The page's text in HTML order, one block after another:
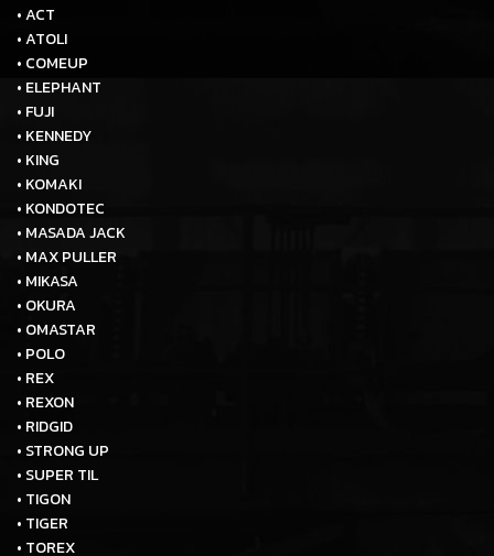
• ACT
• ATOLI
• COMEUP
• ELEPHANT
• FUJI
• KENNEDY
• KING
• KOMAKI
• KONDOTEC
• MASADA JACK
• MAX PULLER
• MIKASA
• OKURA
• OMASTAR
• POLO
• REX
• REXON
• RIDGID
• STRONG UP
• SUPER TIL
• TIGON
• TIGER
• TOREX